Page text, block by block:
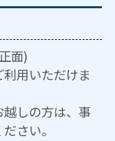
面)
用いただけま
しの方は、事
さい。